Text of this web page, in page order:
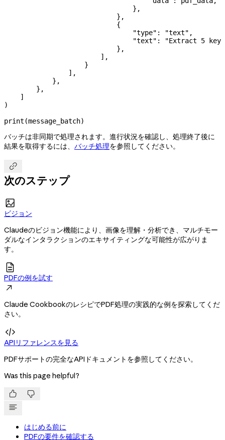
                                },
                            },
                            {
                                "type"
: "text" ,
                                "text"
:
"Extract 5 key
                            },
                        ],
                    }
                ],
            },
        },
    ]
)
print (message_batch)
バッチは非同期で処理されます。進行状況を確認し、処理終了後に
結果を取得するには、 バッチ処理を参照してください。

次のステップ

ビジョン
Claudeのビジョン機能により、画像を理解・分析でき、マルチモー
ダルなインタラクションのエキサイティングな可能性が広がりま
す。

PDFの例を試す

Claude CookbookのレシピでPDF処理の実践的な例を探索してくだ
さい。

APIリファレンスを見る
PDFサポートの完全なAPIドキュメントを参照してください。
Was this page helpful?
 
はじめる前に
PDFの要件を確認する